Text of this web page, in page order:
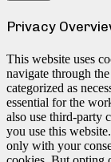
Privacy
This website uses
navigate through
categorized as
essential for the
also use third-party
you use this
only with your